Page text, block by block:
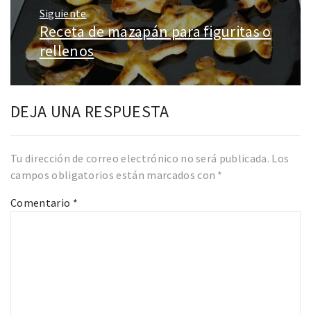
Siguiente
Entrada
siguiente:
Receta de mazapán para figuritas o
rellenos
DEJA UNA RESPUESTA
Tu dirección de correo electrónico no será publicada. Los
campos obligatorios están marcados con *
Comentario *